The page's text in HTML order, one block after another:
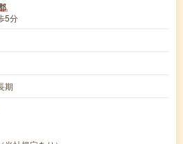
5分
期